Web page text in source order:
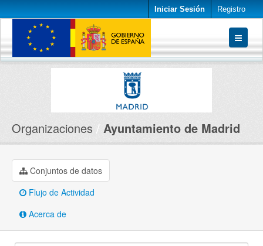
Iniciar Sesión Registro
Conjuntos de datos
Organizaciones Ayuntamiento de Madrid
Conjuntos de datos
Flujo de Actividad
Acerca de